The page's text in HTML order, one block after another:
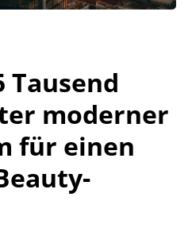
Tausend
moderner
für einen